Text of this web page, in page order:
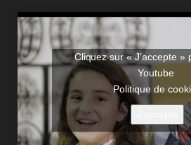
Cliquez sur « J’accepte »
Youtube
Politique de